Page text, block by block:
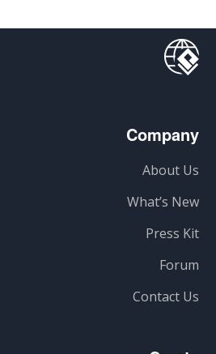
Company
About Us
What’s New
Press Kit
Forum
Contact Us